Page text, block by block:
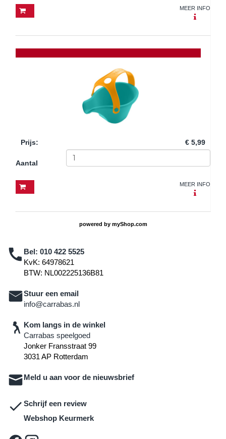
MEER INFO
Prijs: € 5,99
Aantal
MEER INFO
powered by myShop.com
Bel: 010 422 5525
KvK: 64978621
BTW: NL002225136B81
Stuur een email
info@carrabas.nl
Kom langs in de winkel
Carrabas speelgoed
Jonker Fransstraat 99
3031 AP Rotterdam
Meld u aan voor de nieuwsbrief
Schrijf een review
Webshop Keurmerk